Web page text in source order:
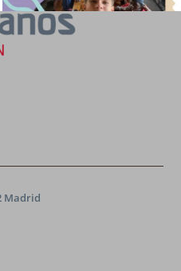
Madrid